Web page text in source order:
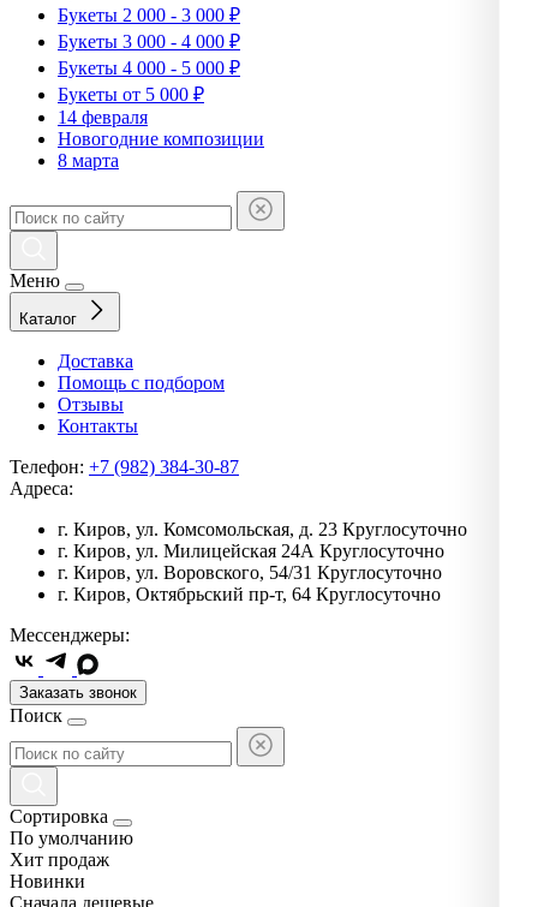
Букеты 2 000 - 3 000 ₽
Букеты 3 000 - 4 000 ₽
Букеты 4 000 - 5 000 ₽
Букеты от 5 000 ₽
14 февраля
Новогодние композиции
8 марта
Меню
Каталог
Доставка
Помощь с подбором
Отзывы
Контакты
Телефон: +7 (982) 384-30-87
Адреса:
г. Киров, ул. Комсомольская, д. 23 Круглосуточно
г. Киров, ул. Милицейская 24А Круглосуточно
г. Киров, ул. Воровского, 54/31 Круглосуточно
г. Киров, Октябрьский пр-т, 64 Круглосуточно
Мессенджеры:
Заказать звонок
Поиск
Сортировка
По умолчанию
Хит продаж
Новинки
Сначала дешевые